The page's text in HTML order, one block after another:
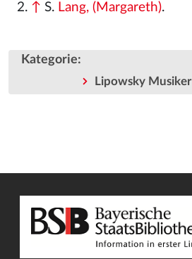
↑ S. Lang, (Margareth).
Kategorie:
Lipowsky Musiker